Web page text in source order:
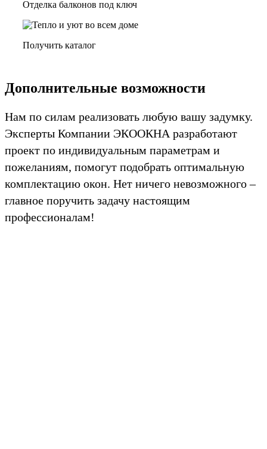
Отделка балконов под ключ
Получить каталог
Дополнительные возможности
Нам по силам реализовать любую вашу задумку.
Эксперты Компании ЭКООКНА разработают
проект по индивидуальным параметрам и
пожеланиям, помогут подобрать оптимальную
комплектацию окон. Нет ничего невозможного –
главное поручить задачу настоящим
профессионалам!